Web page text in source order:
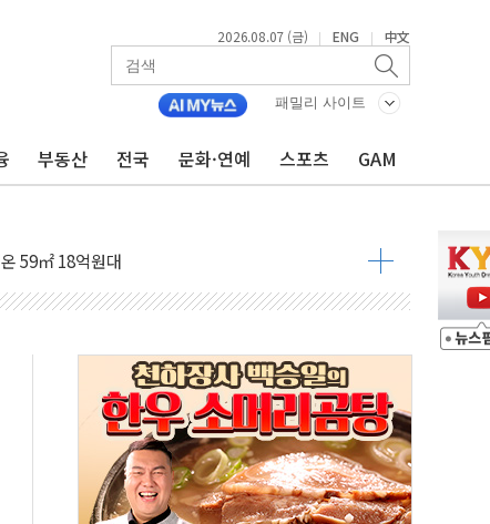
2026.08.07 (금) | ENG | 中文
패밀리 사이트
부동산 전국 문화·연예 스포츠 GAM
일 최대 100mm 호우
울시 '정책 엇박자'
초만 경쟁 치열
·가스주 올랐지만 빈그룹이 상쇄
수요 104.3GW 기록
고조되는 또 다른 중동 화약고
나기 [뉴스핌 줌인]